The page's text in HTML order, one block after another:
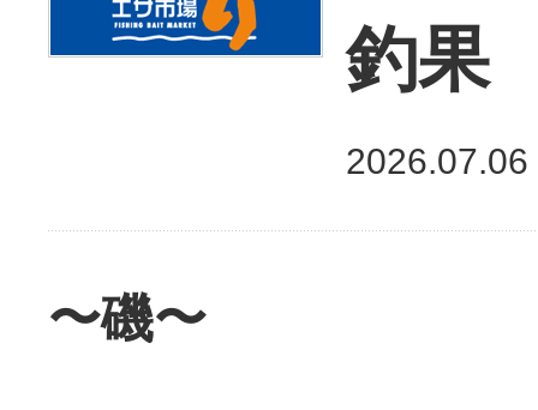
釣果
2026.07.06
〜磯〜